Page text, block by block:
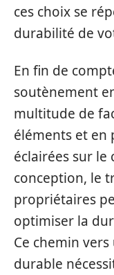
ces choix se
durabilité de
En fin de
soutènement
multitude de
éléments et en
éclairées sur le
conception, le
propriétaires
optimiser la
Ce chemin
durable